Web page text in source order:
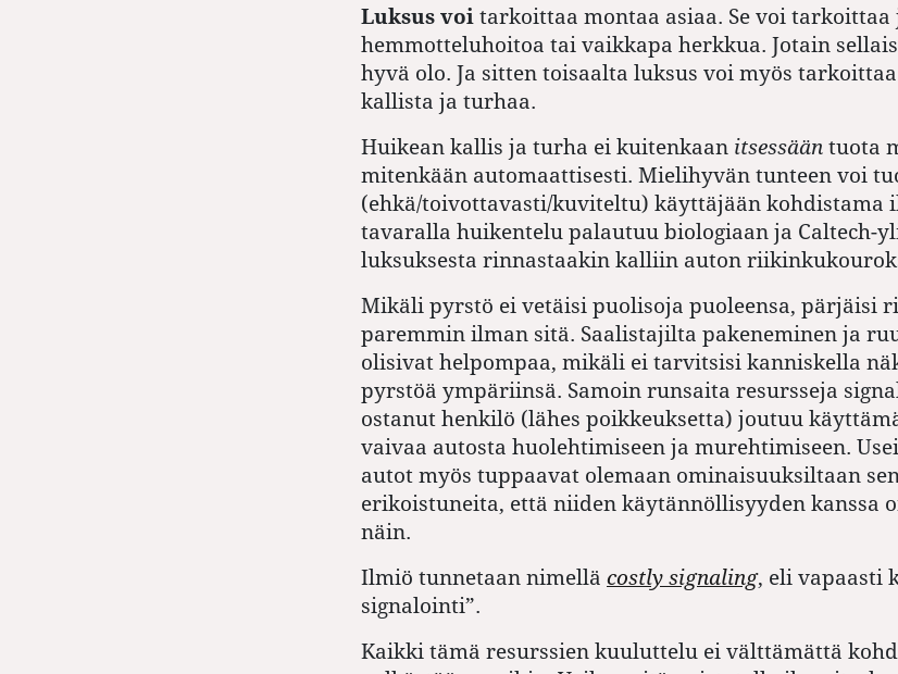
Luksus voi tarkoittaa montaa asiaa. Se voi
hemmotteluhoitoa tai vaikkapa herkkua. Jotain
hyvä olo. Ja sitten toisaalta luksus voi myös
kallista ja turhaa.
Huikean kallis ja turha ei kuitenkaan itsessään tuota
mitenkään automaattisesti. Mielihyvän tunteen voi
(ehkä/toivottavasti/kuviteltu) käyttäjään kohdistama
tavaralla huikentelu palautuu biologiaan ja Caltech-
luksuksesta rinnastaakin kalliin auton
Mikäli pyrstö ei vetäisi puolisoja puoleensa, pärjäisi
paremmin ilman sitä. Saalistajilta pakeneminen ja
olisivat helpompaa, mikäli ei tarvitsisi kanniskella
pyrstöä ympäriinsä. Samoin runsaita resursseja
ostanut henkilö (lähes poikkeuksetta) joutuu
vaivaa autosta huolehtimiseen ja murehtimiseen.
autot myös tuppaavat olemaan ominaisuuksiltaan
erikoistuneita, että niiden käytännöllisyyden kanssa
näin.
Ilmiö tunnetaan nimellä costly signaling, eli vapaasti
signalointi”.
Kaikki tämä resurssien kuuluttelu ei välttämättä